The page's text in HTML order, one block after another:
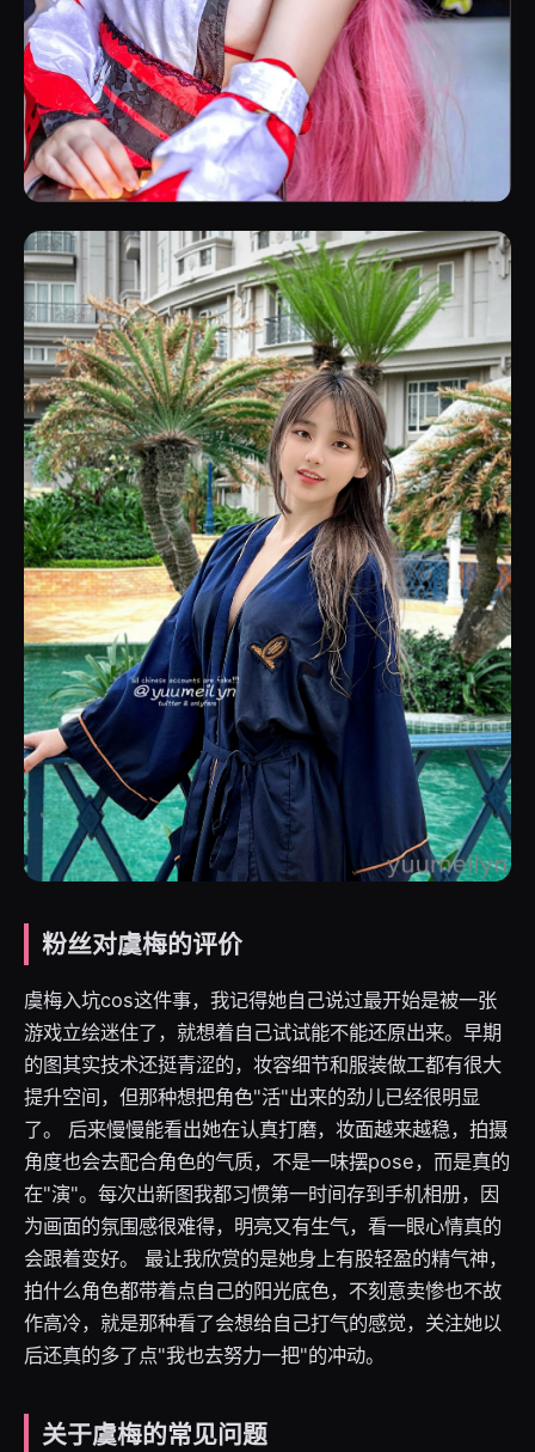
粉丝对虞梅的评价
虞梅入坑cos这件事，我记得她自己说过最开始是被一张
游戏立绘迷住了，就想着自己试试能不能还原出来。早期
的图其实技术还挺青涩的，妆容细节和服装做工都有很大
提升空间，但那种想把角色"活"出来的劲儿已经很明显
了。 后来慢慢能看出她在认真打磨，妆面越来越稳，拍摄
角度也会去配合角色的气质，不是一味摆pose，而是真的
在"演"。每次出新图我都习惯第一时间存到手机相册，因
为画面的氛围感很难得，明亮又有生气，看一眼心情真的
会跟着变好。 最让我欣赏的是她身上有股轻盈的精气神，
拍什么角色都带着点自己的阳光底色，不刻意卖惨也不故
作高冷，就是那种看了会想给自己打气的感觉，关注她以
后还真的多了点"我也去努力一把"的冲动。
关于虞梅的常见问题